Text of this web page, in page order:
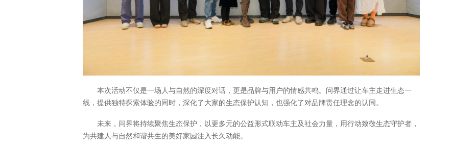
本次活动不仅是一场人与自然的深度对话，更是品牌与用户的情感共鸣。问界通过让车主走进生态一
线，提供独特探索体验的同时，深化了大家的生态保护认知，也强化了对品牌责任理念的认同。
未来，问界将持续聚焦生态保护，以更多元的公益形式联动车主及社会力量，用行动致敬生态守护者，
为共建人与自然和谐共生的美好家园注入长久动能。